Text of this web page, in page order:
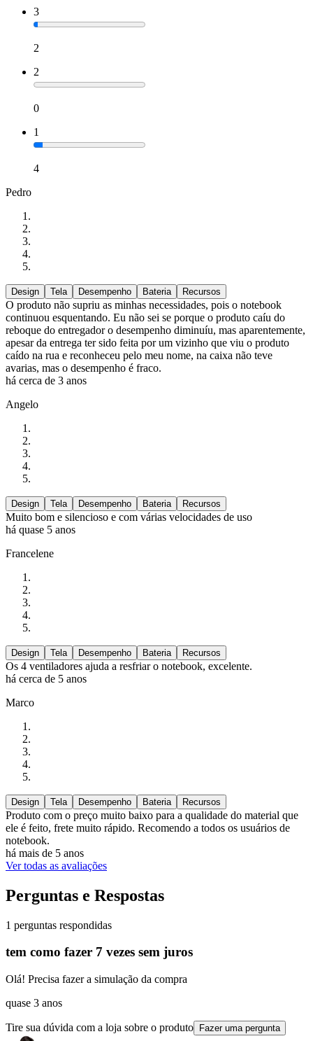
3
2
2
0
1
4
Pedro
Design Tela Desempenho Bateria Recursos
O produto não supriu as minhas necessidades, pois o notebook
continuou esquentando. Eu não sei se porque o produto caíu do
reboque do entregador o desempenho diminuíu, mas aparentemente,
apesar da entrega ter sido feita por um vizinho que viu o produto
caído na rua e reconheceu pelo meu nome, na caixa não teve
avarias, mas o desempenho é fraco.
há cerca de 3 anos
Angelo
Design Tela Desempenho Bateria Recursos
Muito bom e silencioso e com várias velocidades de uso
há quase 5 anos
Francelene
Design Tela Desempenho Bateria Recursos
Os 4 ventiladores ajuda a resfriar o notebook, excelente.
há cerca de 5 anos
Marco
Design Tela Desempenho Bateria Recursos
Produto com o preço muito baixo para a qualidade do material que
ele é feito, frete muito rápido. Recomendo a todos os usuários de
notebook.
há mais de 5 anos
Ver todas as avaliações
Perguntas e Respostas
1 perguntas respondidas
tem como fazer 7 vezes sem juros
Olá! Precisa fazer a simulação da compra
quase 3 anos
Tire sua dúvida com a loja sobre o produto Fazer uma pergunta